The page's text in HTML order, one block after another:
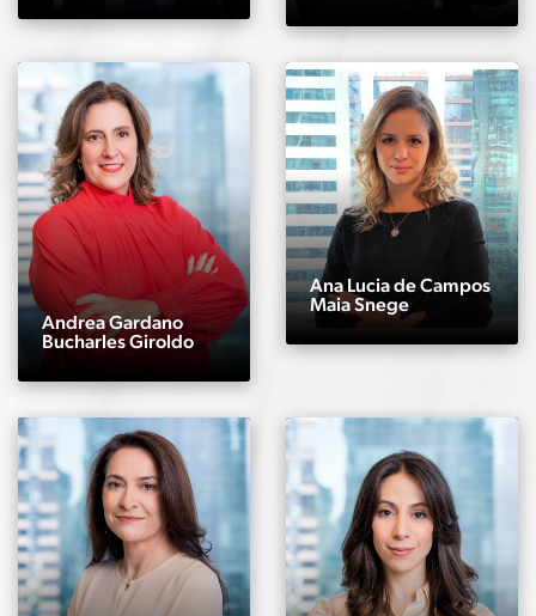
Andrea Gardano
Bucharles Giroldo
Ana Lucia de Campos
Maia Snege